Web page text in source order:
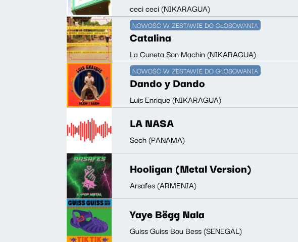
ceci ceci (NIKARAGUA)
NOWOŚĆ W ZESTAWIE DO GŁOSOWANIA
Catalina
La Cuneta Son Machin (NIKARAGUA)
NOWOŚĆ W ZESTAWIE DO GŁOSOWANIA
Dando y Dando
Luis Enrique (NIKARAGUA)
LA NASA
Sech (PANAMA)
Hooligan (Metal Version)
Arsafes (ARMENIA)
Yaye Bëgg Nala
Guiss Guiss Bou Bess (SENEGAL)